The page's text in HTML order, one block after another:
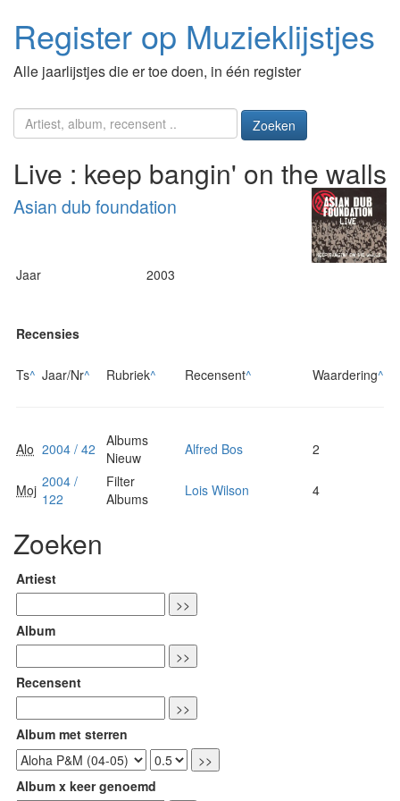
Register op Muzieklijstjes
Alle jaarlijstjes die er toe doen, in één register
Zoeken
Live : keep bangin' on the walls
Asian dub foundation
Jaar 2003
Recensies
Ts^ Jaar/Nr^ Rubriek^ Recensent^ Waardering^
Alo 2004 / 42
Albums
Nieuw
Alfred Bos 2
Moj 2004 /
122
Filter
Albums
Lois Wilson 4
Zoeken
Artiest
Album
Recensent
Album met sterren
Album x keer genoemd